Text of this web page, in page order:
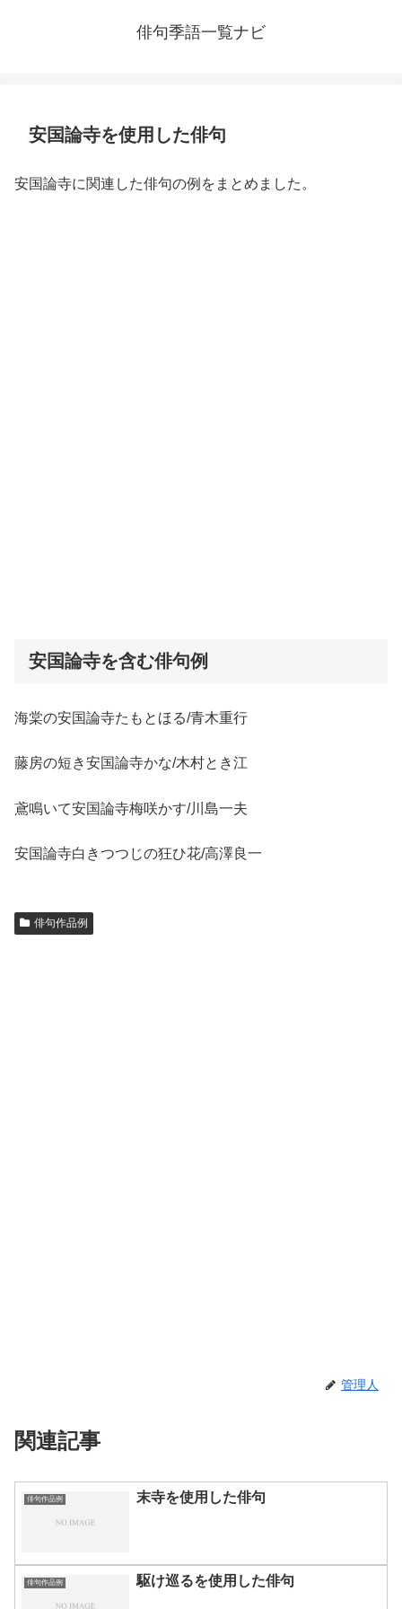
俳句季語一覧ナビ
安国論寺を使用した俳句
安国論寺に関連した俳句の例をまとめました。
安国論寺を含む俳句例
海棠の安国論寺たもとほる/青木重行
藤房の短き安国論寺かな/木村とき江
鳶鳴いて安国論寺梅咲かす/川島一夫
安国論寺白きつつじの狂ひ花/高澤良一
俳句作品例
管理人
関連記事
俳句作品例 末寺を使用した俳句
俳句作品例 駆け巡るを使用した俳句